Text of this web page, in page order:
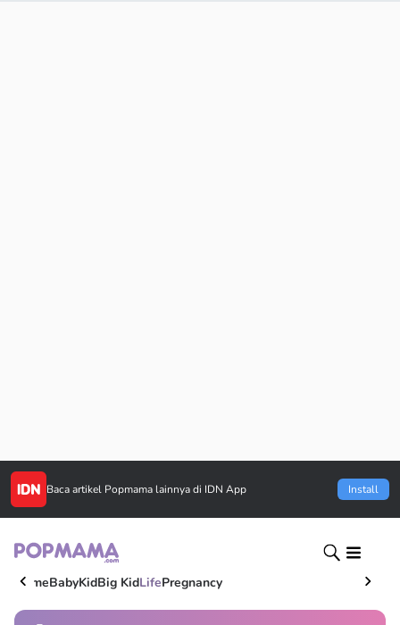
Baca artikel Popmama lainnya di IDN App Install
HomeBabyKidBig KidLifePregnancy